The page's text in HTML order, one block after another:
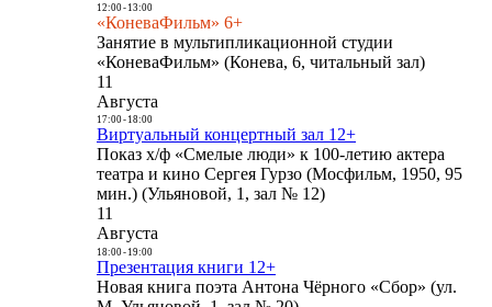
12:00- 13:00
«КоневаФильм» 6+
Занятие в мультипликационной студии
«КоневаФильм» (Конева, 6, читальный зал)
11
Августа
17:00- 18:00
Виртуальный концертный зал 12+
Показ х/ф «Смелые люди» к 100-летию актера
театра и кино Сергея Гурзо (Мосфильм, 1950, 95
мин.) (Ульяновой, 1, зал № 12)
11
Августа
18:00- 19:00
Презентация книги 12+
Новая книга поэта Антона Чёрного «Сбор» (ул.